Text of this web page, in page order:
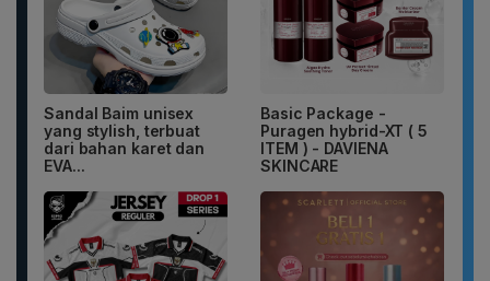
Sandal Baim unisex
yang stylish, terbuat
dari bahan karet dan
EVA...
Basic Package -
Puragen hybrid-XT ( 5
ITEM ) - DAVIENA
SKINCARE